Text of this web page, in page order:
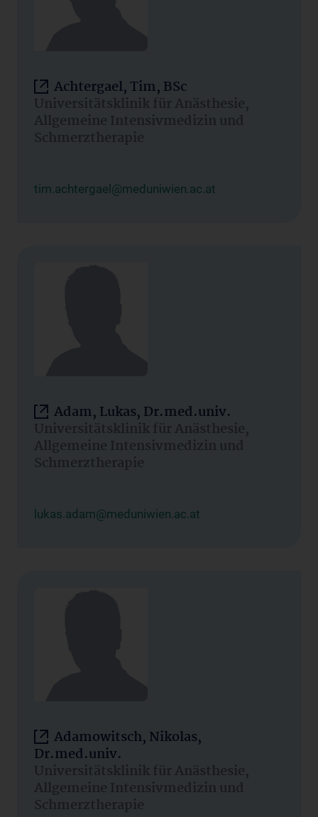
Achtergael, Tim, BSc
Universitätsklinik für Anästhesie,
Allgemeine Intensivmedizin und
Schmerztherapie
tim.achtergael@meduniwien.ac.at
Adam, Lukas, Dr.med.univ.
Universitätsklinik für Anästhesie,
Allgemeine Intensivmedizin und
Schmerztherapie
lukas.adam@meduniwien.ac.at
Adamowitsch, Nikolas,
Dr.med.univ.
Universitätsklinik für Anästhesie,
Allgemeine Intensivmedizin und
Schmerztherapie